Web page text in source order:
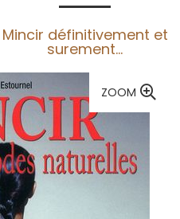
Mincir définitivement et
surement...
ZOOM